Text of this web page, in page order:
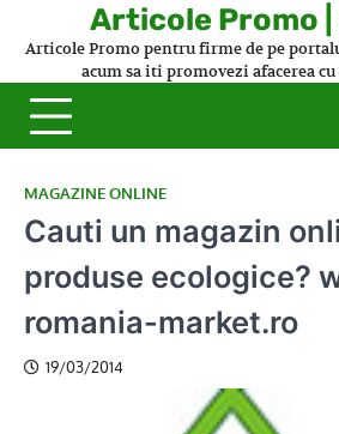
Articole Promo
Articole Promo pentru firme de pe
acum sa iti promovezi afacerea
MAGAZINE ONLINE
Cauti un magazin
produse ecologice?
romania-market.ro
19/03/2014